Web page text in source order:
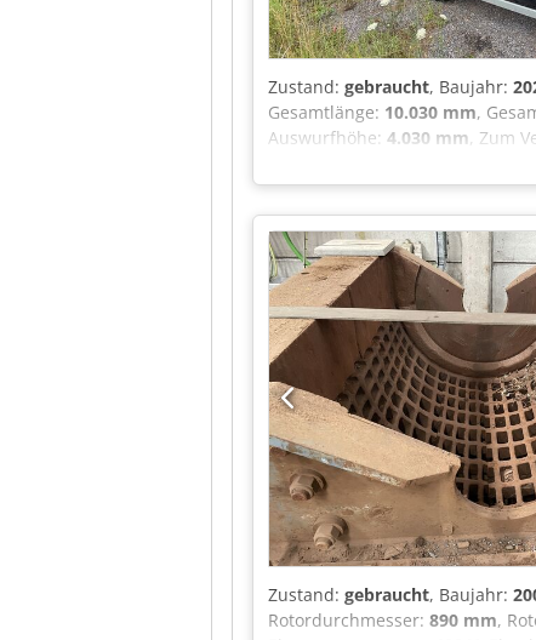
Zustand: gebraucht, Baujahr:
Gesamtlänge: 10.030 mm,
Auswurfhöhe: 4.030 mm, Zum
gutem Zustand. Ähnlicher
Aqijk Rotor mit 42 geschraubten
Überbandmagnet Langes
Bunker-Abmessungen
Hackschnitzelerzeugung -
Zustand: gebraucht, Baujahr:
Rotordurchmesser: 890 mm,